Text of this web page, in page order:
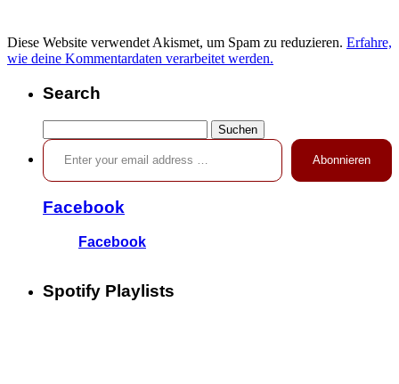
Diese Website verwendet Akismet, um Spam zu reduzieren. Erfahre,
wie deine Kommentardaten verarbeitet werden.
Search
nach:
Enter your email address …
Abonnieren
Facebook
Facebook
Spotify Playlists